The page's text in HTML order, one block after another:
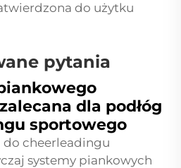
do użytku
pytania
dla podłóg
sportowego
do cheerleadingu
systemy piankowych